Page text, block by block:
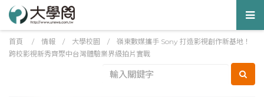
首頁 / 情報 / 大學校園 / 嶺東數媒攜手 Sony 打造影視創作新基地！
跨校影視新秀齊聚中台灣體驗業界級拍片實戰